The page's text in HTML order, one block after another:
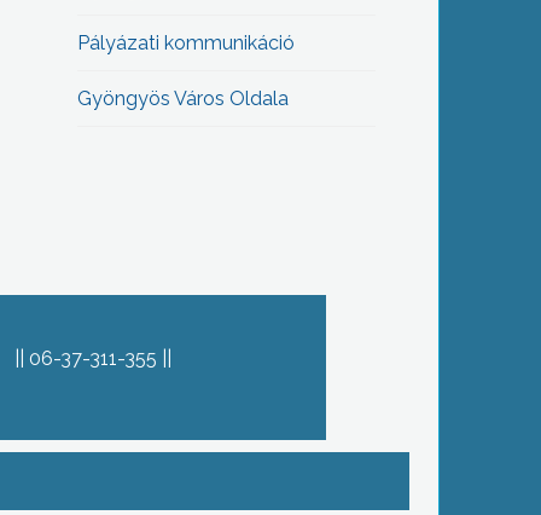
Pályázati kommunikáció
Gyöngyös Város Oldala
06-37-311-355